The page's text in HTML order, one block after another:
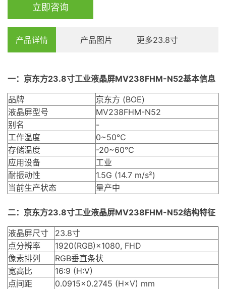
立即咨询
产品详情 产品图片 更多23.8寸
一： 京东方23.8寸工业液晶屏MV238FHM-N52基本信息
品牌
京东方 (BOE)
液晶屏型号
MV238FHM-N52
别名
-
工作温度
0~50℃
存储温度
-20~60℃
应用设备
工业
耐振动性
1.5G (14.7 m/s²)
当前生产状态
量产中
二：京东方23.8寸工业液晶屏MV238FHM-N52结构特征
液晶屏尺寸
23.8寸
点分辨率
1920(RGB)×1080, FHD
像素排列
RGB垂直条状
宽高比
16:9 (H:V)
点间距
0.0915×0.2745 (H×V) mm